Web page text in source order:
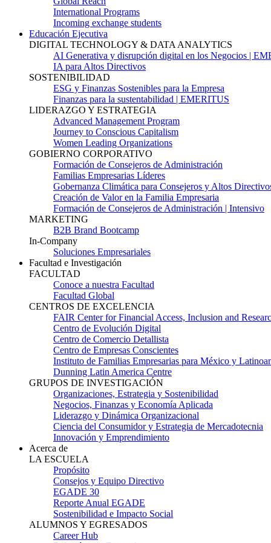
International Programs
Incoming exchange students
Educación Ejecutiva
DIGITAL TECHNOLOGY & DATA ANALYTICS
AI Generativa y disrupción digital en los Negocios |
IA para Altos Directivos
SOSTENIBILIDAD
ESG y Finanzas Sostenibles para la Empresa
Finanzas para la sustentabilidad | EMERITUS
LIDERAZGO Y ESTRATEGIA
Advanced Management Program
Journey to Conscious Capitalism
Women Leading Organizations
GOBIERNO CORPORATIVO
Formación de Consejeros de Administración
Familias Empresarias Líderes
Gobernanza Climática para Consejeros y Altos
Creación de Valor en la Familia Empresaria
Formación de Consejeros de Administración | Intensivo
MARKETING
B2B Brand Bootcamp
In-Company
Soluciones Empresariales
Facultad e Investigación
FACULTAD
Conoce a nuestra Facultad
Facultad Global
CENTROS DE EXCELENCIA
FAIR Center for Financial Access, Inclusion and
Centro de Evolución Digital
Centro de Comercio Detallista
Centro de Empresas Conscientes
Instituto de Familias Empresarias para México y
Dunning Latin America Centre
GRUPOS DE INVESTIGACIÓN
Organizaciones, Estrategia y Sostenibilidad
Negocios, Finanzas y Economía Aplicada
Liderazgo y Dinámica Organizacional
Ciencia del Consumidor y Estrategia de Mercadotecnia
Innovación y Emprendimiento
Acerca de
LA ESCUELA
Propósito
Consejos y Equipo Directivo
EGADE 30
Reporte Anual EGADE
Sostenibilidad e Impacto Social
ALUMNOS Y EGRESADOS
Career Hub